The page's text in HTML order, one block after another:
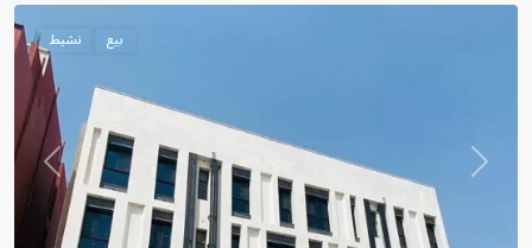
Next
بيع نشيط